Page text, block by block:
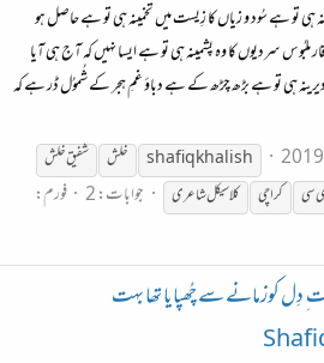
تو ہے سُود و زیاں کا زِیست میں تخمینہ ہی تو ہے حاصل ہو
سردیوں کا وہ پشمینہ ہی تو ہے ایسا نہیں کہ آج ہی آیا
دیرینہ ہی تو ہے بڑھ چڑھ کے ہے دباؤ غمِ ہجر کے شُموُل ڈر ہے کہ
shafiq khalish خلش شفیقخلش
سی کراچی کلاسیکل شاعری جوابات: 2
فورم:
کوزمانے سے چُھپایا تھا بہت